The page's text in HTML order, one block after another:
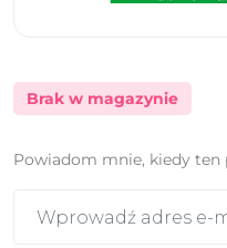
Brak w magazynie
Powiadom mnie, kiedy